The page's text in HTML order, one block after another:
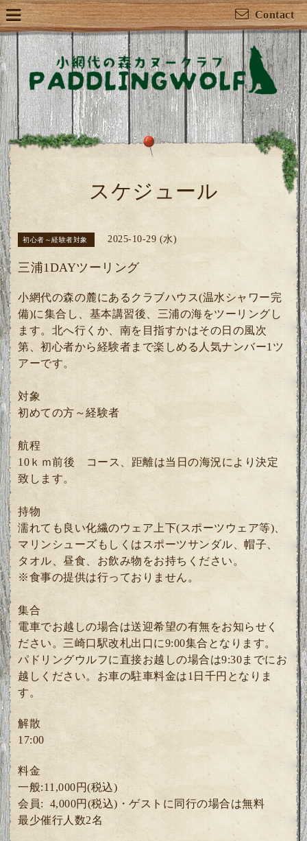
Contact
スケジュール
初心者～経験者対象 2025-10-29 (水)
三浦1DAYツーリング
小網代の森の麓にあるクラブハウス(温水シャワー完
備)に集合し、基本講習後、三浦の海をツーリングし
ます。北へ行くか、南を目指すかはその日の風次
第、初心者から経験者まで楽しめる人気ナンバー1ツ
アーです。
対象
初めての方～経験者
航程
10ｋｍ前後 コース、距離は当日の海況により決定
致します。
持物
濡れても良い化繊のウェア上下(スポーツウェア等)、
マリンシューズもしくはスポーツサンダル、帽子、
タオル、昼食、お飲み物をお持ちください。
※食事の提供は行っておりません。
集合
電車でお越しの場合は送迎希望の有無をお知らせく
ださい。三崎口駅改札出口に9:00集合となります。
パドリングウルフに直接お越しの場合は9:30までにお
越しください。お車の駐車料金は1日千円となりま
す。
解散
17:00
料金
一般:11,000円(税込)
会員: 4,000円(税込)・ゲスト に同行の場合は無料
最少催行人数2名